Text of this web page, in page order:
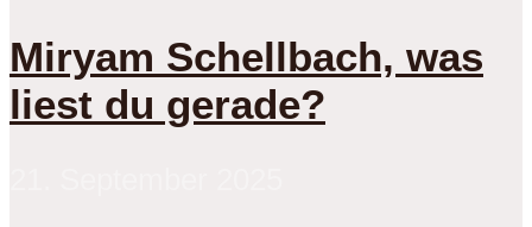
Miryam Schellbach, was
liest du gerade?